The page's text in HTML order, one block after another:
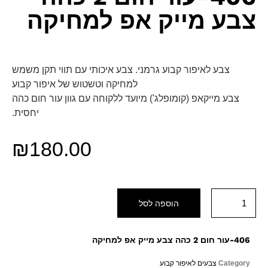
צבע מייק אפ למחיקה
צבע לאיפור קבוע גרמני. צבע איכותי עם תווי תקן משמש
למחיקה וטשטוש של איפור קבוע
צבע מייקאפ (קומופלג') מיועד ללקוחה עם גוון עור חום כהה
יחסית.
₪180.00
הוספה לסל
406-עור חום 2 כהה צבע מייק אפ למחיקה
Category צבעים לאיפור קבוע